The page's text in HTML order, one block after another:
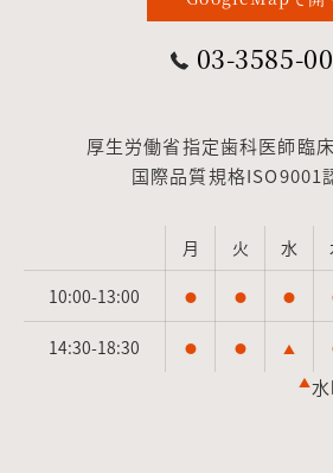
03-3585-
厚生労働省指定歯科医師臨
国際品質規格ISO9001
月 火 水
10:00-13:00
● ● ●
14:30-18:30 ● ● ▲
▲